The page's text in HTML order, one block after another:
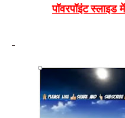
पॉवरपॉइंटस्लाइड